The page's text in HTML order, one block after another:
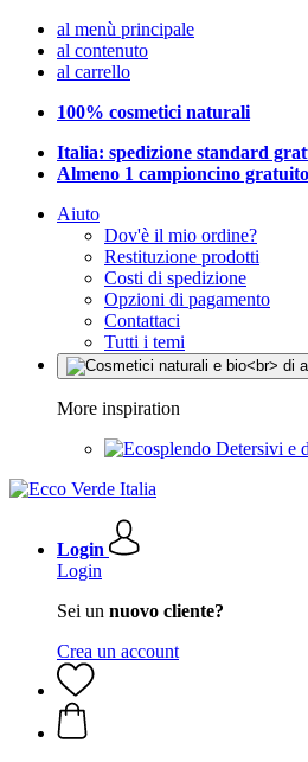
al menù principale
al contenuto
al carrello
100% cosmetici naturali
Italia: spedizione standard
Almeno 1 campioncino gratuito
Aiuto
Dov'è il mio ordine?
Restituzione prodotti
Costi di spedizione
Opzioni di pagamento
Contattaci
Tutti i temi
More inspiration
Detersivi e
Login
Login
Sei un nuovo cliente?
Crea un account